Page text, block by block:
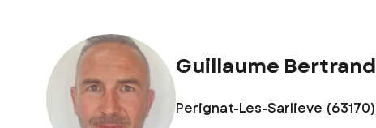
Guillaume Bertrand
Perignat-Les-Sarlieve (63170)